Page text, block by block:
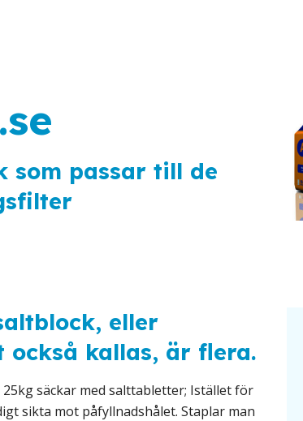
som passar till de
eller
också kallas, är flera.
säckar med salttabletter; Istället för
sikta mot påfyllnadshålet. Staplar man